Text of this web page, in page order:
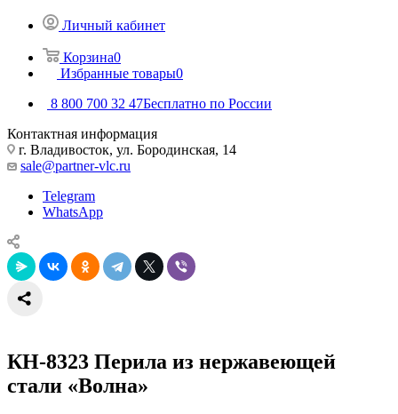
Личный кабинет
Корзина0
Избранные товары0
8 800 700 32 47Бесплатно по России
Контактная информация
г. Владивосток, ул. Бородинская, 14
sale@partner-vlc.ru
Telegram
WhatsApp
КН-8323 Перила из нержавеющей
стали «Волна»